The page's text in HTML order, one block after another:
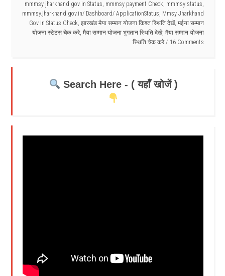
mmmsy jharkhand gov in Status, mmmsy payment Check, mmmsy status,
mmmsy.jharkhand.gov.in/ Dashboard/ ApplicationStatus, Mmsy Jharkhand
Gov In Status Check, झारखंड मैया सम्मान योजना किश्त स्थिति देखें, मईया सम्मान
योजना स्टेटस चेक करे, मैया सम्मान योजना भुगतान स्थिति देखें, मैया सम्मान योजना
स्थिति चेक करे
16 Comments
Search Here - ( यहाँ खोजें )